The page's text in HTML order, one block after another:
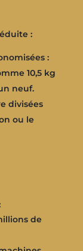
:
:
10,5 kg
neuf.
divisées
ou le
de